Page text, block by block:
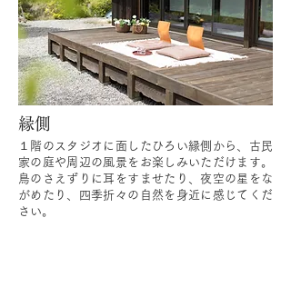
縁側
１階のスタジオに面したひろい縁側から、古民
家の庭や周辺の風景をお楽しみいただけます。
鳥のさえずりに耳をすませたり、夜空の星をな
がめたり、四季折々の自然を身近に感じてくだ
さい。